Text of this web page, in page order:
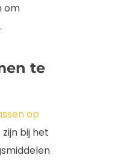
om
te
op
bij het